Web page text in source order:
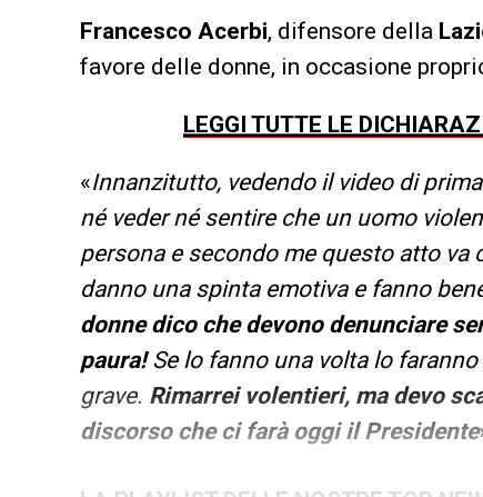
Francesco Acerbi, difensore della
favore delle donne, in occasione
LEGGI TUTTE LE
«Innanzitutto, vedendo il video di
né veder né sentire che un uomo
persona e secondo me questo atto
danno una spinta emotiva e fanno
donne dico che devono denunciare
paura!Se lo fanno una volta lo
grave. Rimarrei volentieri, ma devo
discorso che ci farà oggi il Presidente